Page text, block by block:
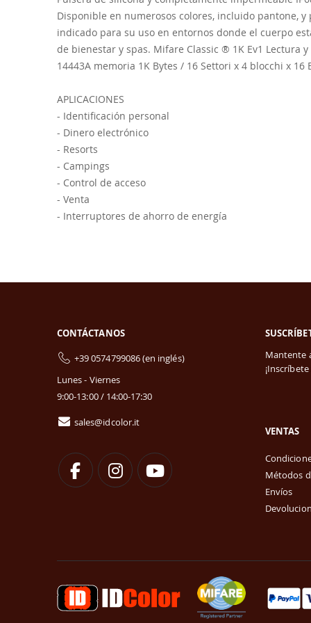
de
imágenes
Disponible en numerosos colores, incluido pantone,
indicado para su uso en entornos donde el cuerpo
de bienestar y spas. Mifare Classic ® 1K Ev1 Lectura
14443A memoria 1K Bytes / 16 Settori x 4 blocchi x 16
APLICACIONES
- Identificación personal
- Dinero electrónico
- Resorts
- Campings
- Control de acceso
- Venta
- Interruptores de ahorro de energía
CONTÁCTANOS
+39 0574799086 (en inglés)
Lunes - Viernes
9:00-13:00 / 14:00-17:30
sales@idcolor.it
Mantente
VENTAS
Métodos
Envíos